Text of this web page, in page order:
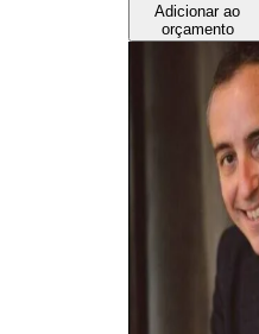
Adicionar ao
orçamento